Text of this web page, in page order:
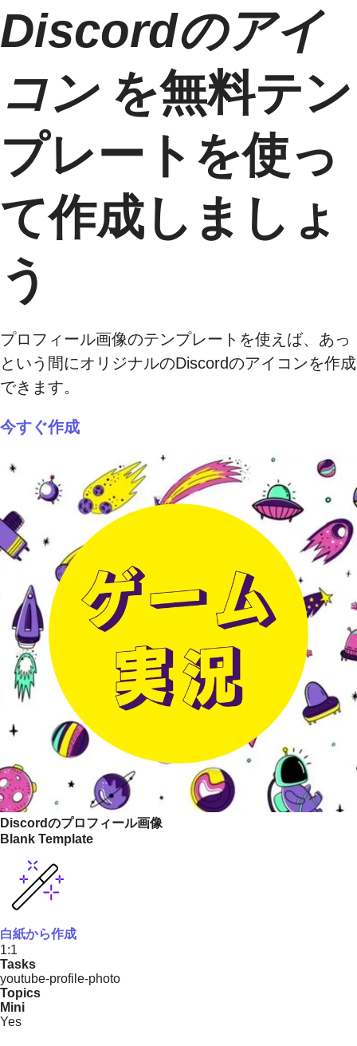
Discordのアイ
コンを無料テン
プレートを使っ
て作成しましょ
う
プロフィール画像のテンプレートを使えば、あっ
という間にオリジナルのDiscordのアイコンを作成
できます。
今すぐ作成
Discordのプロフィール画像
Blank Template
白紙から作成
1:1
Tasks
youtube-profile-photo
Topics
Mini
Yes